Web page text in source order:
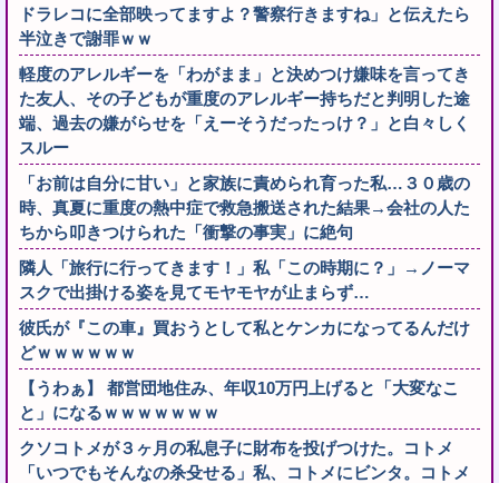
ドラレコに全部映ってますよ？警察行きますね」と伝えたら
半泣きで謝罪ｗｗ
軽度のアレルギーを「わがまま」と決めつけ嫌味を言ってき
た友人、その子どもが重度のアレルギー持ちだと判明した途
端、過去の嫌がらせを「えーそうだったっけ？」と白々しく
スルー
「お前は自分に甘い」と家族に責められ育った私…３０歳の
時、真夏に重度の熱中症で救急搬送された結果→会社の人た
ちから叩きつけられた「衝撃の事実」に絶句
隣人「旅行に行ってきます！」私「この時期に？」→ノーマ
スクで出掛ける姿を見てモヤモヤが止まらず…
彼氏が『この車』買おうとして私とケンカになってるんだけ
どｗｗｗｗｗｗ
【うわぁ】 都営団地住み、年収10万円上げると「大変なこ
と」になるｗｗｗｗｗｗｗ
クソコトメが３ヶ月の私息子に財布を投げつけた。コトメ
「いつでもそんなの杀殳せる」私、コトメにビンタ。コトメ